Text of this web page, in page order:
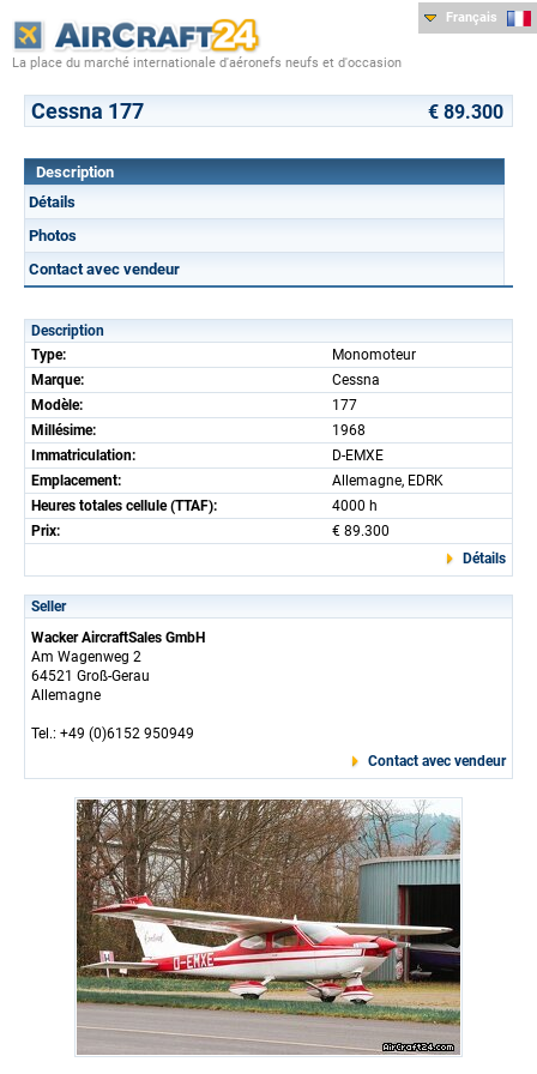
La place du marché internationale d'aéronefs neufs et d'occasion
Français
Cessna 177 € 89.300
Description
Détails
Photos
Contact avec vendeur
Description
Type:
Monomoteur
Marque:
Cessna
Modèle:
177
Millésime:
1968
Immatriculation:
D-EMXE
Emplacement:
Allemagne, EDRK
Heures totales cellule (TTAF):
4000 h
Prix:
€ 89.300
Détails
Seller
Wacker AircraftSales GmbH
Am Wagenweg 2
64521 Groß-Gerau
Allemagne
Tel.: +49 (0)6152 950949
Contact avec vendeur